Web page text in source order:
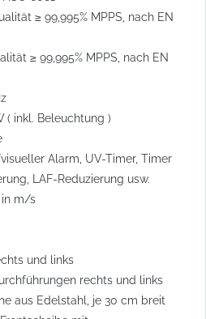
≥ 99,995% MPPS, nach EN
≥ 99,995% MPPS, nach EN
( inkl. Beleuchtung )
Alarm, UV-Timer, Timer
LAF-Reduzierung usw.
in m/s
und links
rechts und links
aus Edelstahl, je 30 cm breit